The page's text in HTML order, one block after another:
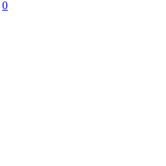
0